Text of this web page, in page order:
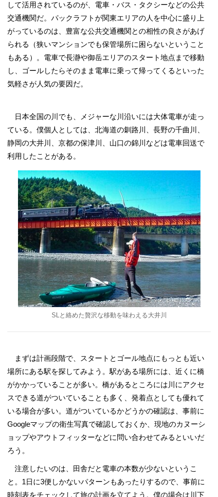
して活用されているのが、電車・バス・タクシーなどの公共
交通機関だ。パックラフトが関東エリアの人を中心に盛り上
がっているのは、豊富な公共交通機関との相性の良さがあげ
られる（狭いマンションでも保管場所に困らないということ
もある）。電車で長瀞や御岳エリアのスタート地点まで移動
し、ゴールしたらそのまま電車に乗って帰ってくるといった
気軽さが人気の要因だ。
日本全国の川でも、メジャーな川沿いには大体電車が走っ
ている。僕個人としては、北海道の釧路川、長野の千曲川、
静岡の大井川、京都の保津川、山口の錦川などは電車回送で
利用したことがある。
SLと絡めた贅沢な移動を味わえる大井川
まずは計画段階で、スタートとゴール地点にもっとも近い
場所にある駅を探してみよう。駅がある場所には、近くに橋
がかかっていることが多い。橋があるところには川にアクセ
スできる道がついていることも多く、発着点としても優れて
いる場合が多い。道がついているかどうかの確認は、事前に
Googleマップの衛生写真で確認しておくか、現地のカヌーシ
ョップやアウトフィッターなどに問い合わせてみるといいだ
ろう。
注意したいのは、田舎だと電車の本数が少ないというこ
と。1日に3便しかないパターンもあったりするので、事前に
時刻表をチェックして旅の計画を立てよう。僕の場合は川下